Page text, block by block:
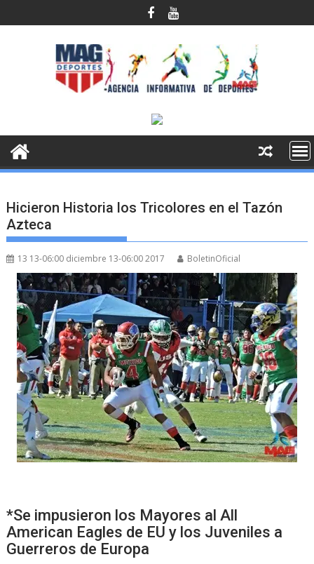
al
Hicieron Historia los Tricolores en el Tazón
Azteca
13 13-06:00 diciembre 13-06:00 2017 BoletinOficial
*Se impusieron los Mayores al All
American Eagles de EU y los Juveniles a
Guerreros de Europa